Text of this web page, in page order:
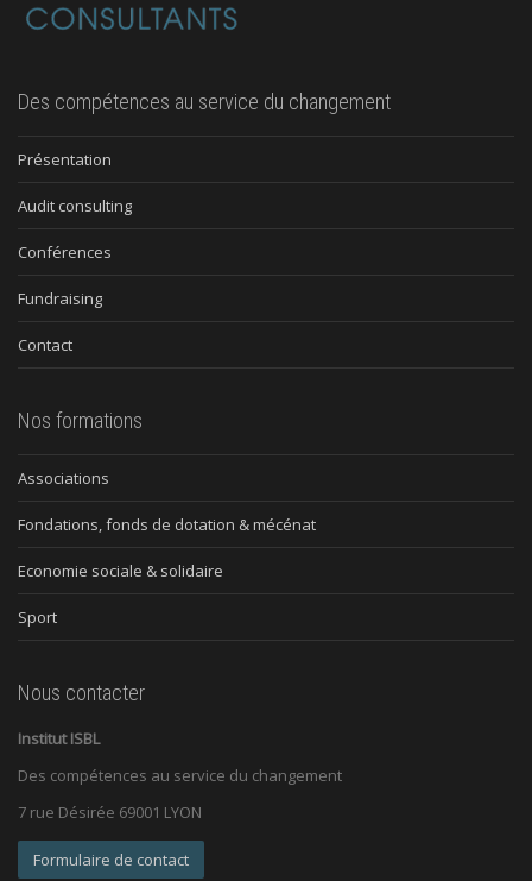
Des compétences au service du changement
Présentation
Audit consulting
Conférences
Fundraising
Contact
Nos formations
Associations
Fondations, fonds de dotation & mécénat
Economie sociale & solidaire
Sport
Nous contacter
Institut ISBL
Des compétences au service du changement
7 rue Désirée 69001 LYON
Formulaire de contact